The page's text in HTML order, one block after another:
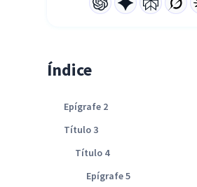
Índice
Epígrafe 2
Título 3
Título 4
Epígrafe 5